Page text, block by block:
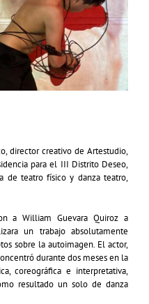
director creativo de Artestudio,
para el III Distrito Deseo,
de teatro físico y danza teatro,
a William Guevara Quiroz a
un trabajo absolutamente
sobre la autoimagen. El actor,
durante dos meses en la
coreográfica e interpretativa,
resultado un solo de danza